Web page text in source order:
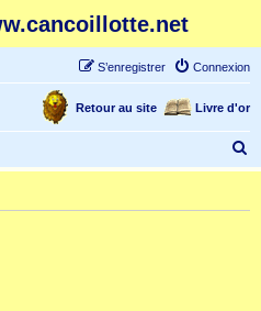
Connexion
S’enregistrer
Livre d'or
Retour au site
e